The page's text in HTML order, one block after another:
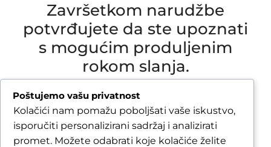
Završetkom narudžbe
potvrđujete da ste upoznati
s mogućim produljenim
rokom slanja.
Due to our annual holiday from 1 August 2026 to
16 August 2026, all orders received after 30 July
2026 will be processed and shipped during the
week following our return.
Poštujemo vašu privatnost
Kolačići nam pomažu poboljšati vaše iskustvo,
isporučiti personalizirani sadržaj i analizirati
promet. Možete odabrati koje kolačiće želite